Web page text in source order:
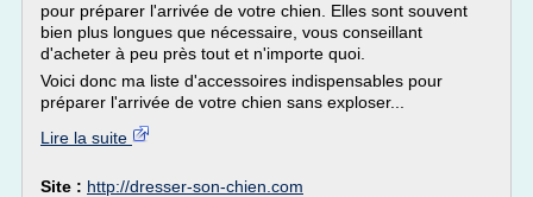
pour préparer l'arrivée de votre chien. Elles sont souvent
bien plus longues que nécessaire, vous conseillant
d'acheter à peu près tout et n'importe quoi.
Voici donc ma liste d'accessoires indispensables pour
préparer l'arrivée de votre chien sans exploser...
Lire la suite
Site : http://dresser-son-chien.com